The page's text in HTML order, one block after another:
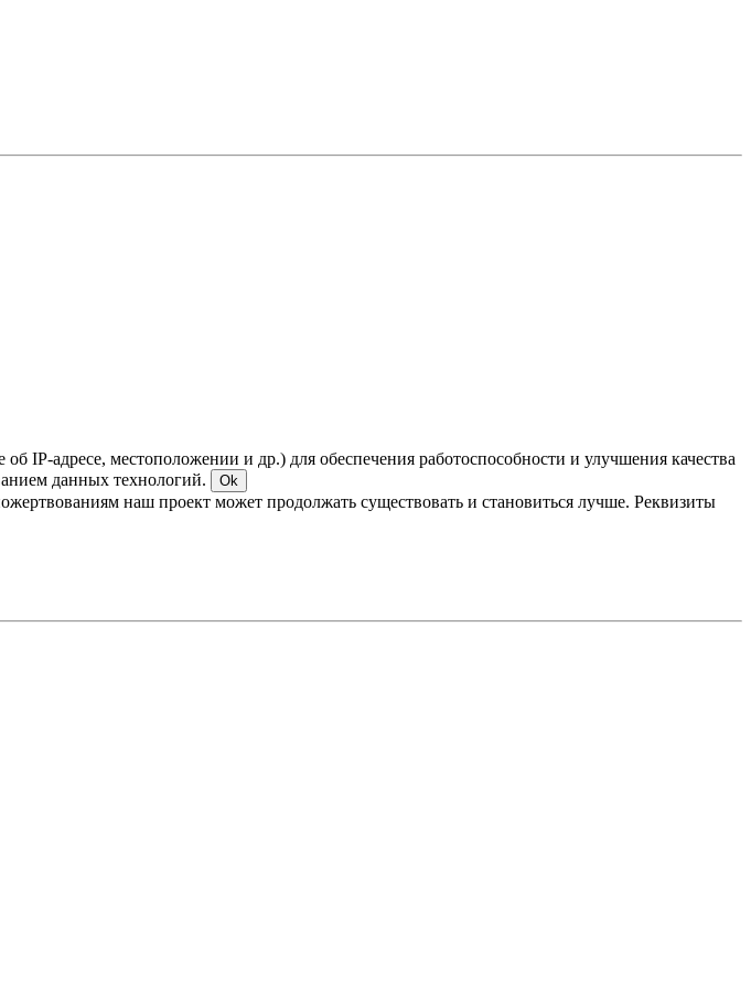
IP-адресе, местоположении и др.) для обеспечения работоспособности и улучшения качества
данных технологий.
Ok
наш проект может продолжать существовать и становиться лучше. Реквизиты